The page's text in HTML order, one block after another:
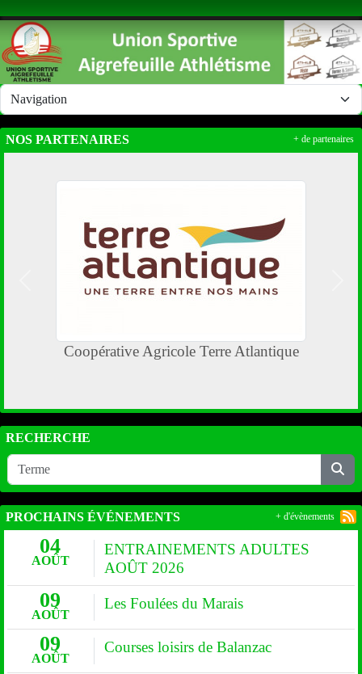
NOS PARTENAIRES
Coopérative Agricole Terre Atlantique
+ de partenaires
RECHERCHE
PROCHAINS ÉVÉNEMENTS
04
AOÛT
ENTRAINEMENTS ADULTES
AOÛT 2026
09
AOÛT
Les Foulées du Marais
09
AOÛT
Courses loisirs de Balanzac
+ d'évènements